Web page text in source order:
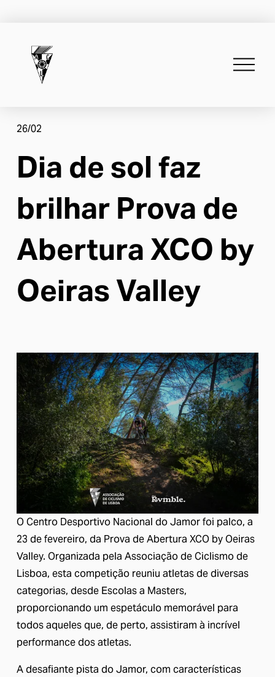
A
b
Dia de sol faz
brilhar Prova de
Abertura XCO by
Oeiras Valley
26/02
O Centro Desportivo Nacional do Jamor foi palco, a
23 de fevereiro, da Prova de Abertura XCO by Oeiras
Valley. Organizada pela Associação de Ciclismo de
Lisboa, esta competição reuniu atletas de diversas
categorias, desde Escolas a Masters,
proporcionando um espetáculo memorável para
todos aqueles que, de perto, assistiram à incrível
performance dos atletas.
A desafiante pista do Jamor, com características